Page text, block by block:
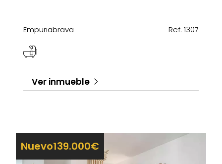
Empuriabrava Ref. 1307
1
Ver inmueble
Nuevo139.000€